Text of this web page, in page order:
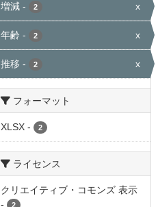
増減 - 2 x
年齢 - 2 x
推移 - 2 x
フォーマット
XLSX - 2
ライセンス
クリエイティブ・コモンズ 表示
-
2